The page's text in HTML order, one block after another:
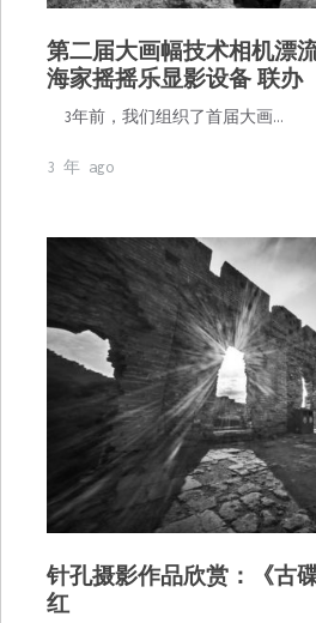
第二届大画幅技术相机漂
海家摇摇乐显影设备 联办
3年前，我们组织了首届大画…
3 年 ago
针孔摄影作品欣赏：《古
红